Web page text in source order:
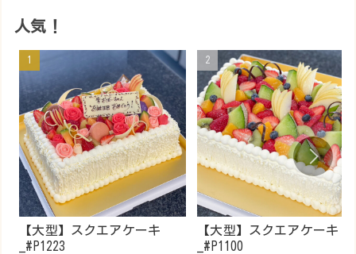
人気！
【大型】スクエアケーキ
_#P1223
【大型】スクエアケーキ
_#P1100